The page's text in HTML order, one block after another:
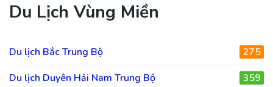
Du Lịch Vùng Miền
Du lịch Bắc Trung Bộ
275
Du lịch Duyên Hải Nam Trung Bộ
359